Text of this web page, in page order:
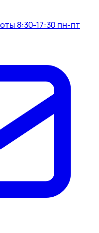
8:30-17:30 пн-пт